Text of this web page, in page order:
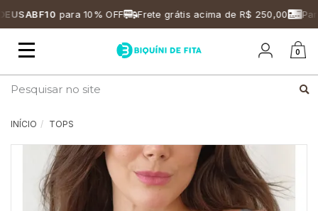
para 10% OFF Frete grátis acima de R$ 250,00
Mudar
0
INÍCIO TOPS